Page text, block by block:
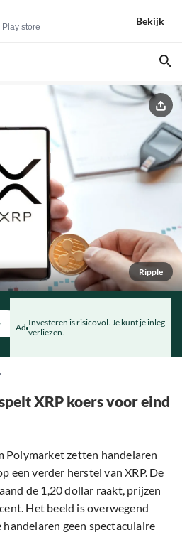
store
Bekijk
Ripple
Ad Investeren is risicovol. Je kunt je inleg
verliezen.
XRP koers voor eind
zetten handelaren
een verder herstel van XRP. De
de 1,20 dollar raakt, prijzen
Het beeld is overwegend
geen spectaculaire